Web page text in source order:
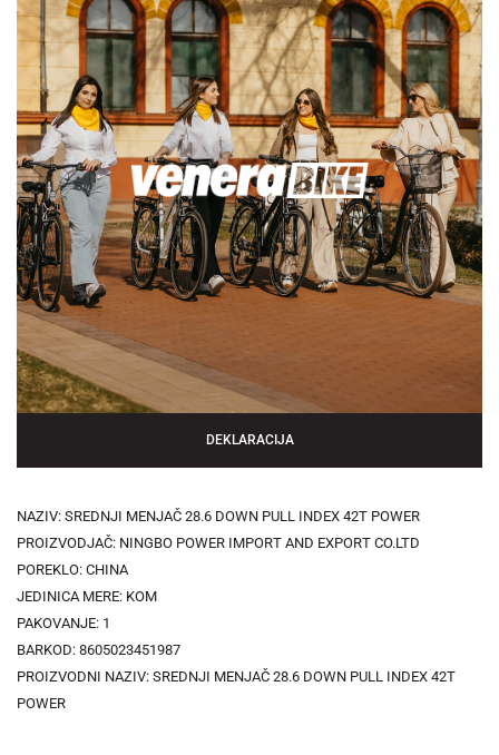
DEKLARACIJA
NAZIV: SREDNJI MENJAČ 28.6 DOWN PULL INDEX 42T POWER
PROIZVODJAČ: NINGBO POWER IMPORT AND EXPORT CO.LTD
POREKLO: CHINA
JEDINICA MERE: KOM
PAKOVANJE: 1
BARKOD: 8605023451987
PROIZVODNI NAZIV: SREDNJI MENJAČ 28.6 DOWN PULL INDEX 42T
POWER